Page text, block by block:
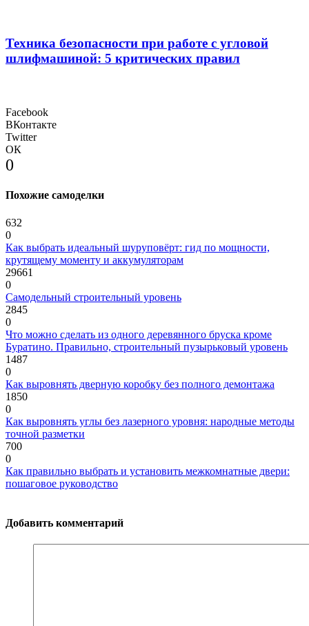
Техника безопасности при работе с угловой
шлифмашиной: 5 критических правил
Facebook
ВКонтакте
Twitter
ОК
0
Похожие самоделки
632
0
Как выбрать идеальный шуруповёрт: гид по мощности,
крутящему моменту и аккумуляторам
29661
0
Самодельный строительный уровень
2845
0
Что можно сделать из одного деревянного бруска кроме
Буратино. Правильно, строительный пузырьковый уровень
1487
0
Как выровнять дверную коробку без полного демонтажа
1850
0
Как выровнять углы без лазерного уровня: народные методы
точной разметки
700
0
Как правильно выбрать и установить межкомнатные двери:
пошаговое руководство
Добавить комментарий